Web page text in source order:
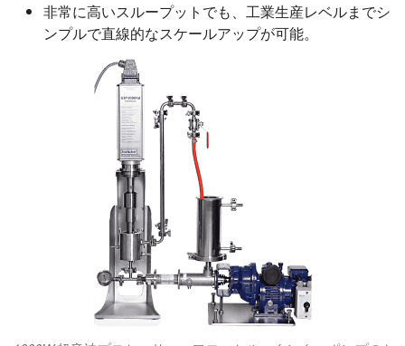
非常に高いスループットでも、工業生産レベルまでシ
ンプルで直線的なスケールアップが可能。